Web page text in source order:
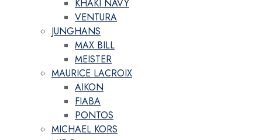
KHAKI NAVY
VENTURA
JUNGHANS
MAX BILL
MEISTER
MAURICE LACROIX
AIKON
FIABA
PONTOS
MICHAEL KORS